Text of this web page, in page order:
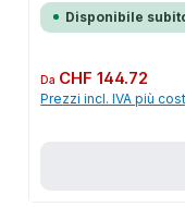
Disponibile
Prezzo normale:
Da CHF 144.72
Prezzi incl. IVA più